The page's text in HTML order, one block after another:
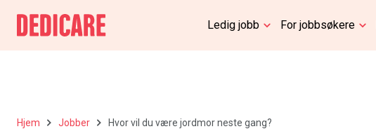
Ledig jobb For jobbsøkere
Hjem Jobber Hvor vil du være jordmor neste gang?